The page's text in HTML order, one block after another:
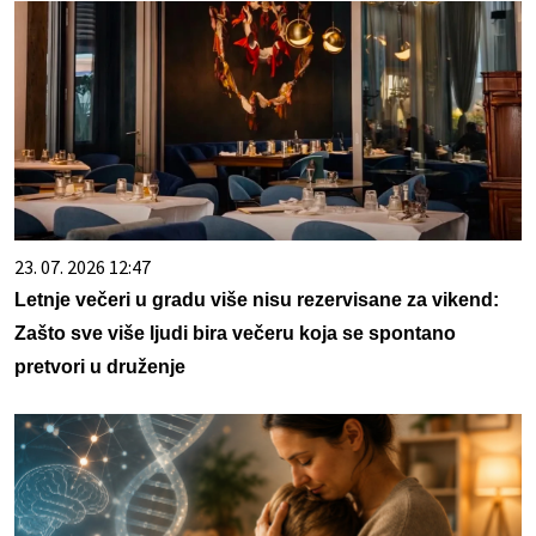
23. 07. 2026 12:47
Letnje večeri u gradu više nisu rezervisane za vikend:
Zašto sve više ljudi bira večeru koja se spontano
pretvori u druženje